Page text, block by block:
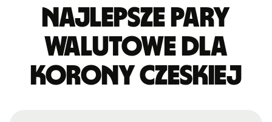
Najlepsze pary
walutowe dla
korony czeskiej